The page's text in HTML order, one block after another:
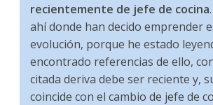
recientemente de jefe de cocina
ahí donde han decido emprender
evolución, porque he estado
encontrado referencias de ello,
citada deriva debe ser reciente y,
coincide con el cambio de jefe de